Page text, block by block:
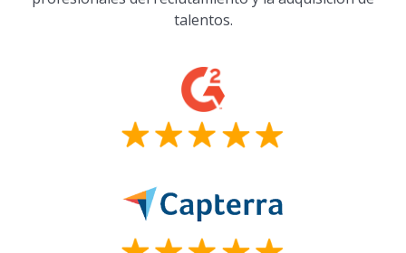
talentos.